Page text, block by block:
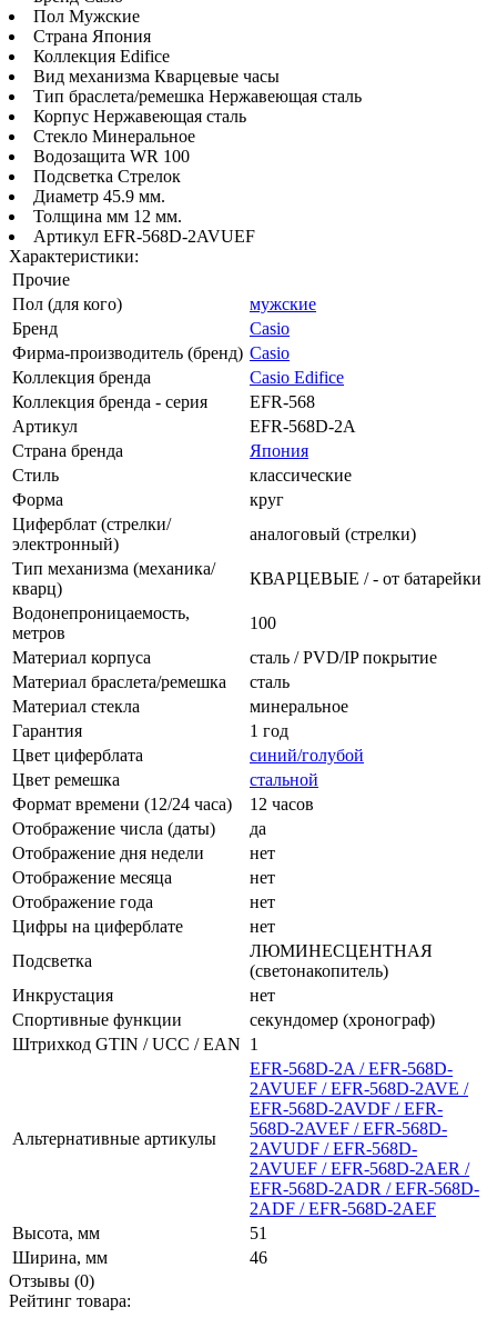
Пол Мужские
Страна Япония
Коллекция Edifice
Вид механизма Кварцевые часы
Тип браслета/ремешка Нержавеющая сталь
Корпус Нержавеющая сталь
Стекло Минеральное
Водозащита WR 100
Подсветка Стрелок
Диаметр 45.9 мм.
Толщина мм 12 мм.
Артикул EFR-568D-2AVUEF
Характеристики:
Прочие
Пол (для кого)
мужские
Бренд
Casio
Фирма-производитель (бренд) Casio
Коллекция бренда
Casio Edifice
Коллекция бренда - серия
EFR-568
Артикул
EFR-568D-2A
Страна бренда
Япония
Стиль
классические
Форма
круг
Циферблат (стрелки/
электронный)
аналоговый (стрелки)
Тип механизма (механика/
кварц)
КВАРЦЕВЫЕ / - от батарейки
Водонепроницаемость,
метров
100
Материал корпуса
сталь / PVD/IP покрытие
Материал браслета/ремешка
сталь
Материал стекла
минеральное
Гарантия
1 год
Цвет циферблата
синий/голубой
Цвет ремешка
стальной
Формат времени (12/24 часа)
12 часов
Отображение числа (даты)
да
Отображение дня недели
нет
Отображение месяца
нет
Отображение года
нет
Цифры на циферблате
нет
Подсветка
ЛЮМИНЕСЦЕНТНАЯ
(светонакопитель)
Инкрустация
нет
Спортивные функции
секундомер (хронограф)
Штрихкод GTIN / UCC / EAN 1
Альтернативные артикулы
EFR-568D-2A / EFR-568D-
2AVUEF / EFR-568D-2AVE /
EFR-568D-2AVDF / EFR-
568D-2AVEF / EFR-568D-
2AVUDF / EFR-568D-
2AVUEF / EFR-568D-2AER /
EFR-568D-2ADR / EFR-568D-
2ADF / EFR-568D-2AEF
Высота, мм
51
Ширина, мм
46
Отзывы (0)
Рейтинг товара: